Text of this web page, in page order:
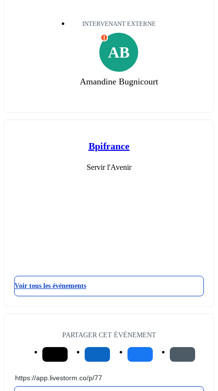
INTERVENANT EXTERNE
AB
I
Amandine Bugnicourt
Bpifrance
Servir l'Avenir
Voir tous les événements
PARTAGER CET ÉVÉNEMENT